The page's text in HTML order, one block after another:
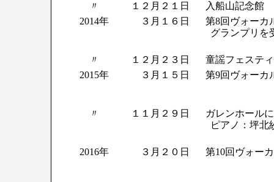
〃
１２月２１日
入船山記念館
2014年
３月１６日
第8回ヴォーカ
グランプリを
〃 １２月２３日
童謡フェステ
2015年
３月１５日 第9回ヴォーカ
〃 １１月２９日
ガレンホール
ピアノ：坪北
2016年 ３月２０日 第10回ヴォー